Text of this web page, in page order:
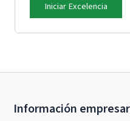
Iniciar Excelencia
Información